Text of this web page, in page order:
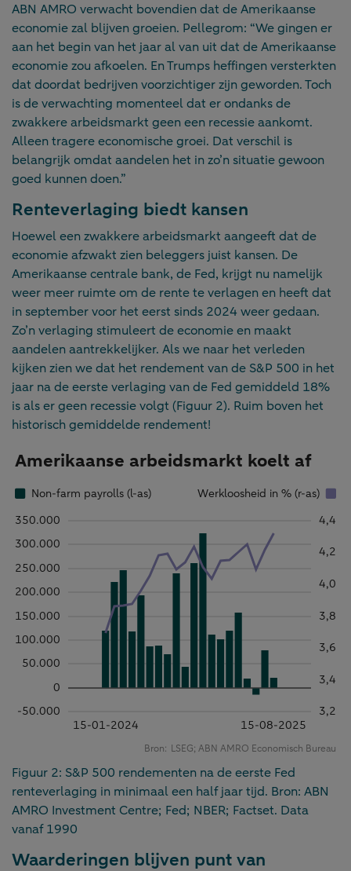
ABN AMRO verwacht bovendien dat de Amerikaanse
economie zal blijven groeien. Pellegrom: “We gingen er
aan het begin van het jaar al van uit dat de Amerikaanse
economie zou afkoelen. En Trumps heffingen versterkten
dat doordat bedrijven voorzichtiger zijn geworden. Toch
is de verwachting momenteel dat er ondanks de
zwakkere arbeidsmarkt geen een recessie aankomt.
Alleen tragere economische groei. Dat verschil is
belangrijk omdat aandelen het in zo’n situatie gewoon
goed kunnen doen.”
Renteverlaging biedt kansen
Hoewel een zwakkere arbeidsmarkt aangeeft dat de
economie afzwakt zien beleggers juist kansen. De
Amerikaanse centrale bank, de Fed, krijgt nu namelijk
weer meer ruimte om de rente te verlagen en heeft dat
in september voor het eerst sinds 2024 weer gedaan.
Zo’n verlaging stimuleert de economie en maakt
aandelen aantrekkelijker. Als we naar het verleden
kijken zien we dat het rendement van de S&P 500 in het
jaar na de eerste verlaging van de Fed gemiddeld 18%
is als er geen recessie volgt (Figuur 2). Ruim boven het
historisch gemiddelde rendement!
Figuur 2: S&P 500 rendementen na de eerste Fed
renteverlaging in minimaal een half jaar tijd. Bron: ABN
AMRO Investment Centre; Fed; NBER; Factset. Data
vanaf 1990
Waarderingen blijven punt van